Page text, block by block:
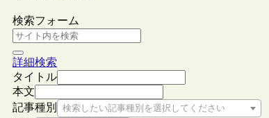
検索フォーム
詳細検索
タイトル
本文
記事種別
検索したい記事種別を選択してください